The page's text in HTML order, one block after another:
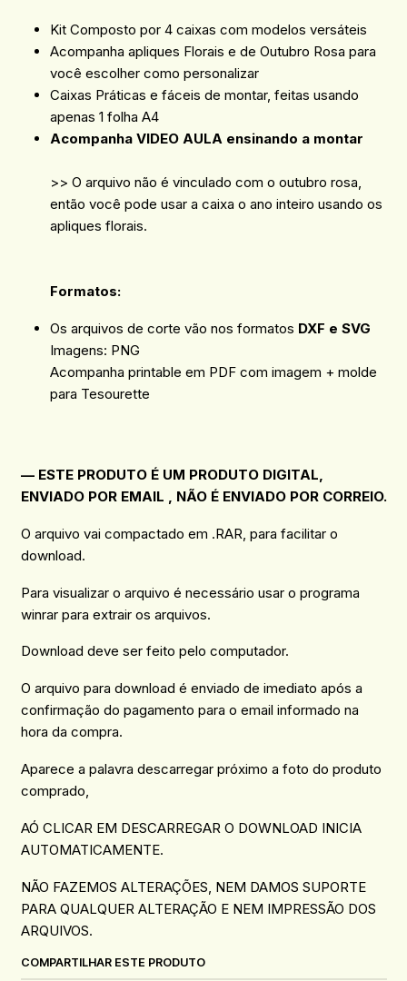
Kit Composto por 4 caixas com modelos versáteis
Acompanha apliques Florais e de Outubro Rosa para
você escolher como personalizar
Caixas Práticas e fáceis de montar, feitas usando
apenas 1 folha A4
Acompanha VIDEO AULA ensinando a montar
>> O arquivo não é vinculado com o outubro rosa,
então você pode usar a caixa o ano inteiro usando os
apliques florais.
Formatos:
Os arquivos de corte vão nos formatos DXF e SVG
Imagens: PNG
Acompanha printable em PDF com imagem + molde
para Tesourette
— ESTE PRODUTO É UM PRODUTO DIGITAL,
ENVIADO POR EMAIL , NÃO É ENVIADO POR CORREIO.
O arquivo vai compactado em .RAR, para facilitar o
download.
Para visualizar o arquivo é necessário usar o programa
winrar para extrair os arquivos.
Download deve ser feito pelo computador.
O arquivo para download é enviado de imediato após a
confirmação do pagamento para o email informado na
hora da compra.
Aparece a palavra descarregar próximo a foto do produto
comprado,
AÓ CLICAR EM DESCARREGAR O DOWNLOAD INICIA
AUTOMATICAMENTE.
NÃO FAZEMOS ALTERAÇÕES, NEM DAMOS SUPORTE
PARA QUALQUER ALTERAÇÃO E NEM IMPRESSÃO DOS
ARQUIVOS.
COMPARTILHAR ESTE PRODUTO